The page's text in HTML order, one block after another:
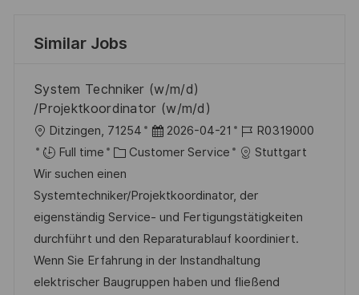
Similar Jobs
System Techniker (w/m/d)
/Projektkoordinator (w/m/d)
L
o
c
a
t
i
o
n
Ditzingen, 71254
P
o
t
e
d
D
a
2026-04-21
J
o
I
d
R0319000
Full time
C
a
t
e
g
o
r
Customer Service
Stuttgart
Wir suchen einen
Systemtechniker/Projektkoordinator, der
eigenständig Service- und Fertigungstätigkeiten
durchführt und den Reparaturablauf koordiniert.
Wenn Sie Erfahrung in der Instandhaltung
elektrischer Baugruppen haben und fließend